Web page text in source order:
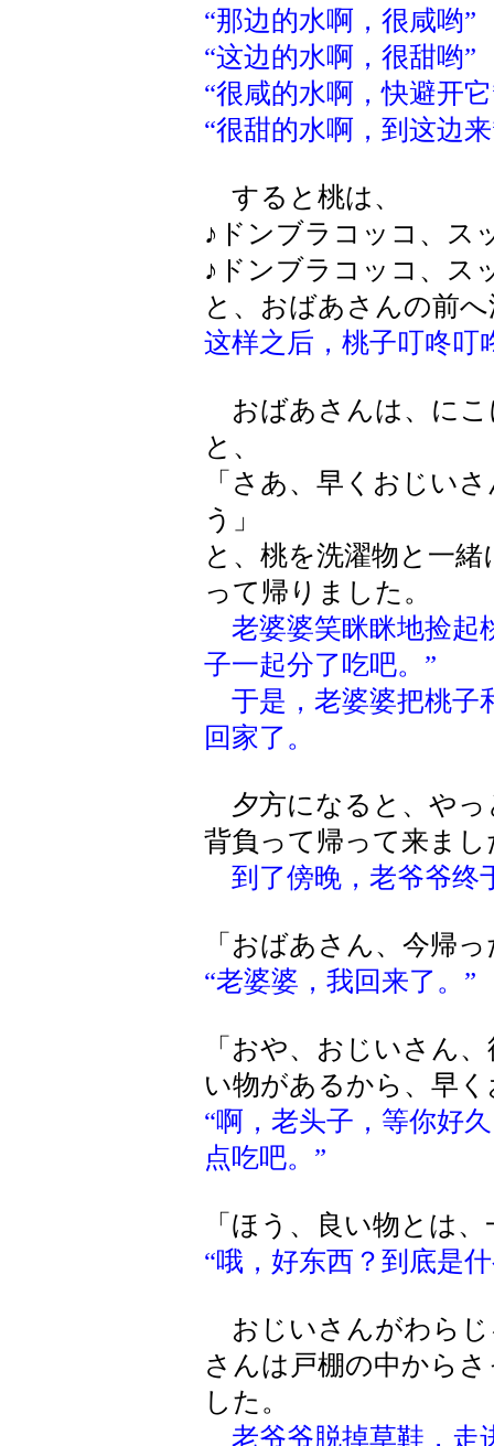
“那边的水啊，很咸哟”
“这边的水啊，很甜哟”
“很咸的水啊，快避开
“很甜的水啊，到这边
すると桃は、
♪ドンブラコッコ、ス
♪ドンブラコッコ、ス
と、おばあさんの前
这样之后，桃子叮咚叮
おばあさんは、にこ
と、
「さあ、早くおじい
う」
と、桃を洗濯物と一
って帰りました。
老婆婆笑眯眯地捡起
子一起分了吃吧。”
于是，老婆婆把桃子
回家了。
夕方になると、やっ
背負って帰って来まし
到了傍晚，老爷爷终
「おばあさん、今帰
“老婆婆，我回来了。”
「おや、おじいさん
い物があるから、早
“啊，老头子，等你好
点吃吧。”
「ほう、良い物とは
“哦，好东西？到底是
おじいさんがわらじ
さんは戸棚の中から
した。
老爷爷脱掉草鞋，走